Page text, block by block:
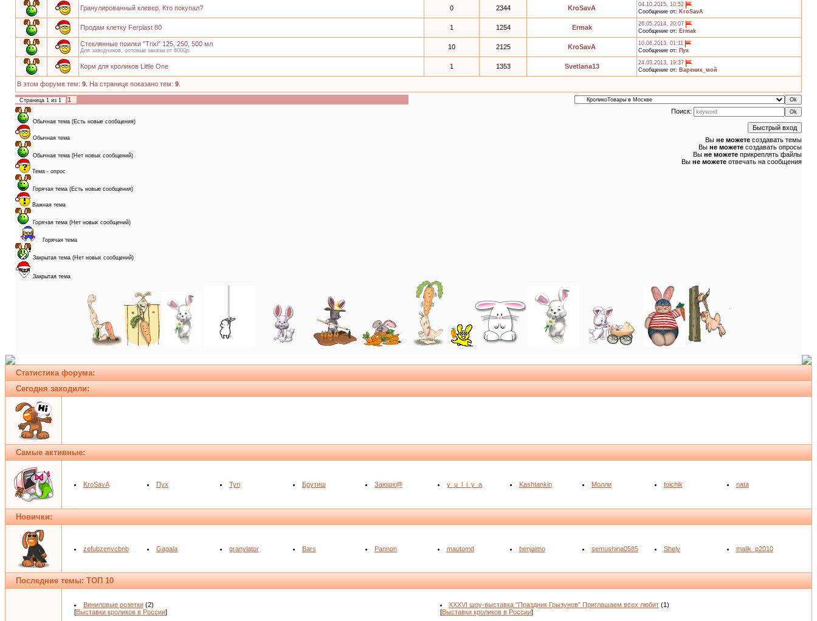
Гранулированный клевер. Кто покупал? 0 2344 KroSavA
04.10.2015, 10:52
Сообщение от: KroSavA
Продам клетку Ferplast 80 1 1254 Ermak
26.05.2014, 20:07
Сообщение от: Ermak
Стеклянные поилки "Trixi" 125, 250, 500 мл
Для заводчиков, оптовые заказы от 6000р. 10 2125 KroSavA
10.06.2013, 01:11
Сообщение от: Пух
Корм для кроликов Little One 1 1353 Svetlana13
24.03.2013, 19:37
Сообщение от: Вареник_мой
В этом форуме тем: 9 . На странице показано тем: 9
Страница 1 из 1 1
Обычная тема (Есть новые сообщения)
Обычная тема
Обычная тема (Нет новых сообщений)
Тема - опрос
Горячая тема (Есть новые сообщения)
Важная тема
Горячая тема (Нет новых сообщений)
Горячая тема
Закрытая тема (Нет новых сообщений)
Закрытая тема
Поиск:
Вы не можете создавать темы
Вы не можете создавать опросы
Вы не можете прикреплять файлы
Вы не можете отвечать на сообщения
Статистика форума:
Сегодня заходили:
Самые активные:
KroSavA Пух Tyri Брутиш Заюшк@ y_u_l_i_y_a Kashtankin Молли toichik nata
Новички:
zefubzenvcbnb Gagala granylator Bars Pannon mautomd benjaimo semushina0585 Shely malik_p2010
Последние темы: ТОП 10
Виниловые розетки (2)
[Выставки кроликов в России]
XXXVI шоу-выставка "Праздник Грызунов" Приглашаем всех любит (1)
[Выставки кроликов в России]